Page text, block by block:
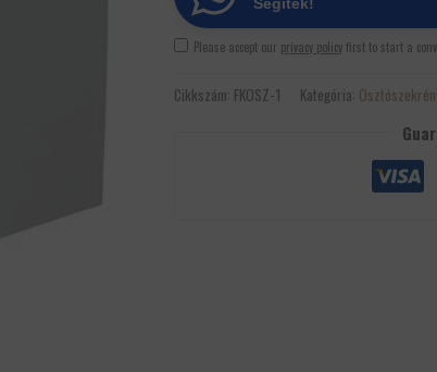
Please accept our privacy policyfirst to start a
Cikkszám: FKOSZ-1 Kategória: